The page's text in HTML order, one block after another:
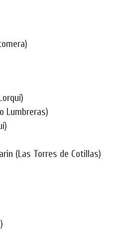
Lumbreras)
(Las Torres de Cotillas)